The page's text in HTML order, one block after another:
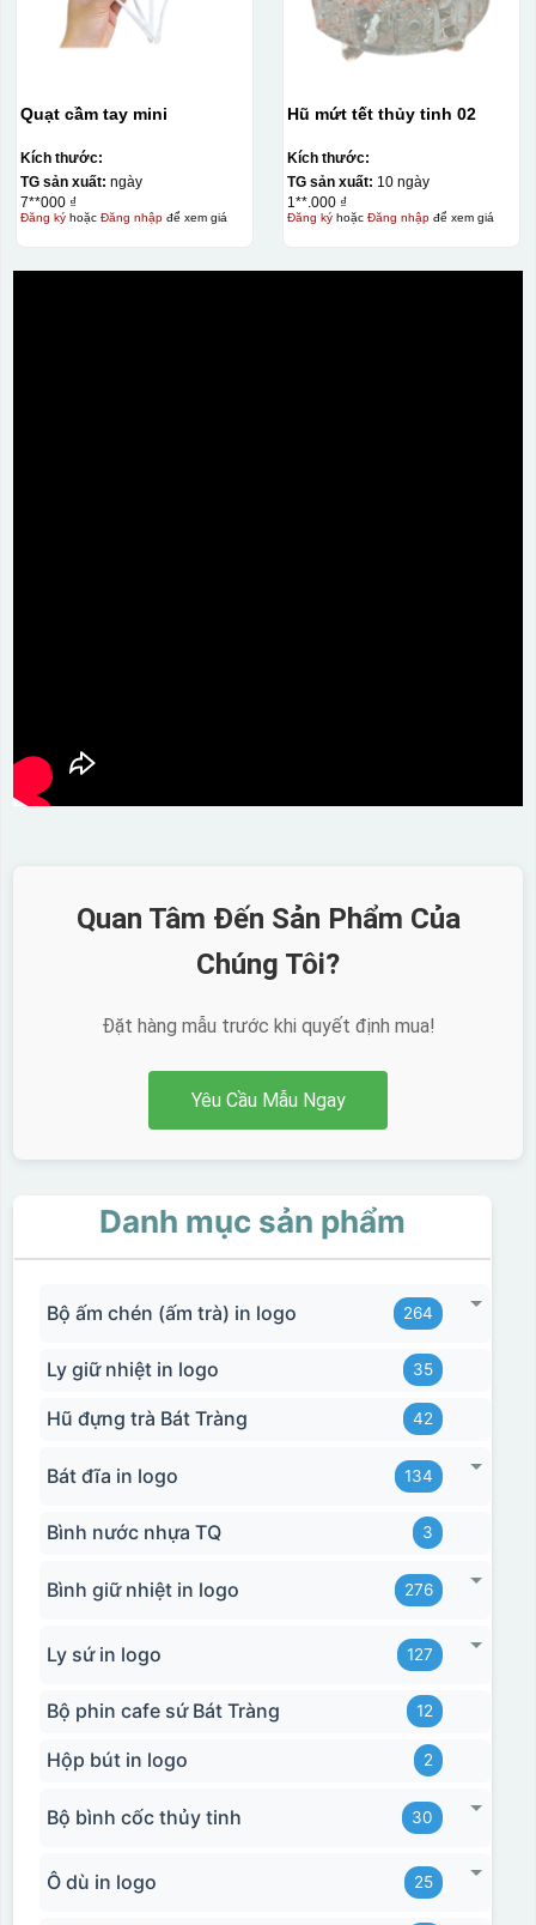
Quạt cầm tay mini
Kích thước:
TG sản xuất: ngày
7**000 ₫
Đăng kýhoặc Đăng nhậpđể xem giá
Hũ mứt tết thủy tinh 02
Kích thước:
TG sản xuất: 10 ngày
1**.000 ₫
Đăng kýhoặc Đăng nhậpđể xem giá
Quan Tâm Đến Sản Phẩm Của
Chúng Tôi?
Đặt hàng mẫu trước khi quyết định mua!
Yêu Cầu Mẫu Ngay
Danh mục sản phẩm
Bộ ấm chén (ấm trà) in logo 264
Ly giữ nhiệt in logo 35
Hũ đựng trà Bát Tràng 42
Bát đĩa in logo 134
Bình nước nhựa TQ 3
Bình giữ nhiệt in logo 276
Ly sứ in logo 127
Bộ phin cafe sứ Bát Tràng 12
Hộp bút in logo 2
Bộ bình cốc thủy tinh 30
Ô dù in logo 25